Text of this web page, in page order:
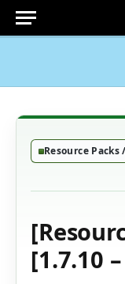
Resource
[1.7.10